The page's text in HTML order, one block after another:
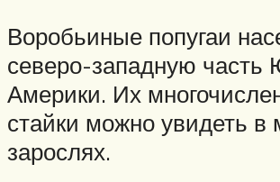
Воробьиные попугаи
северо-западную часть
Америки. Их
стайки можно увидеть в
зарослях.